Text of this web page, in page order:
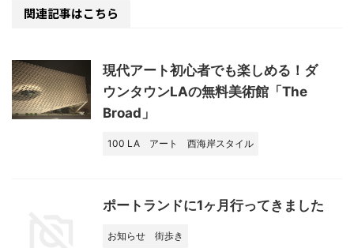
関連記事はこちら
現代アート初心者でも楽しめる！ダ
ウンタウンLAの無料美術館「The
Broad」
100 LA アート 西海岸スタイル
ポートランドに1ヶ月行ってきました
お知らせ 街歩き